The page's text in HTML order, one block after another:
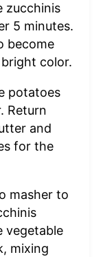
zucchinis
5 minutes.
become
color.
potatoes
Return
and
for the
masher to
vegetable
mixing